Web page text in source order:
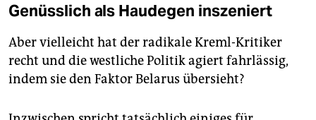
Genüsslich als Haudegen inszeniert
Aber vielleicht hat der radikale Kreml-Kritiker
recht und die westliche Politik agiert fahrlässig,
indem sie den Faktor Belarus übersieht?